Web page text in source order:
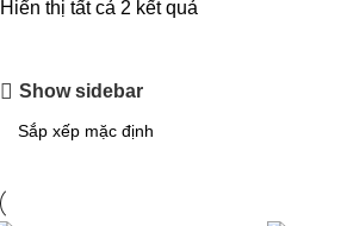
Hiển thị tất cả 2 kết quả
Show sidebar